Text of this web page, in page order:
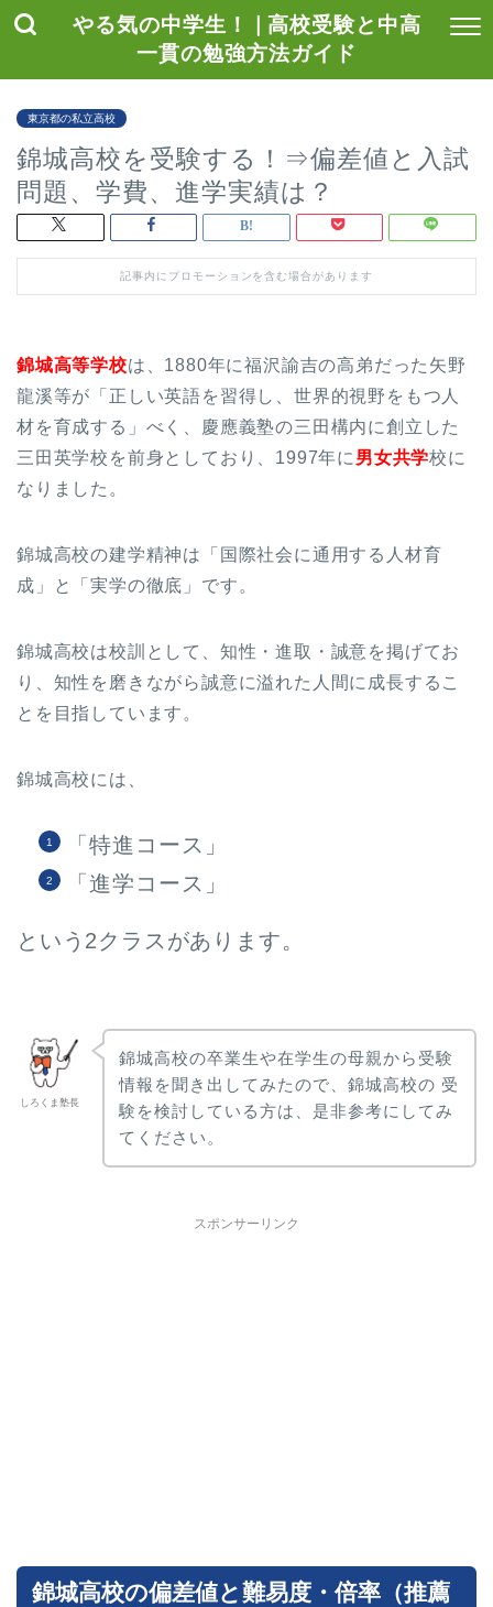
やる気の中学生！ | 高校受験と中高
一貫の勉強方法ガイド
東京都の私立高校
錦城高校を受験する！⇒偏差値と入試
問題、学費、進学実績は？
記事内にプロモーションを含む場合があります
錦城高等学校は、1880年に福沢諭吉の高弟だった矢野
龍溪等が「正しい英語を習得し、世界的視野をもつ人
材を育成する」べく、慶應義塾の三田構内に創立した
三田英学校を前身としており、1997年に 男女共学校に
なりました。
錦城高校の建学精神は「国際社会に通用する人材育
成」と「実学の徹底」です。
錦城高校は校訓として、知性・進取・誠意を掲げてお
り、知性を磨きながら誠意に溢れた人間に成長するこ
とを目指しています。
錦城高校には、
「特進コース」
「進学コース」
という2クラスがあります。
しろくま塾長
錦城高校の卒業生や在学生の母親から受験
情報を聞き出してみたので、錦城高校の 受
験を検討している方は、是非参考にしてみ
てください。
スポンサーリンク
錦城高校の偏差値と難易度・倍率（推薦